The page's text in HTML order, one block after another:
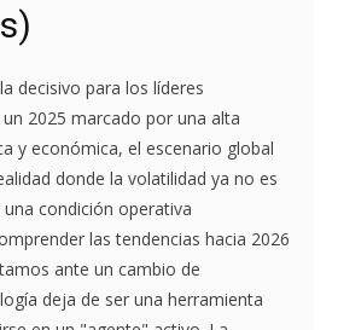
decisivo para los líderes
2025 marcado por una alta
y económica, el escenario global
donde la volatilidad ya no es
condición operativa
las tendencias hacia 2026
ante un cambio de
deja de ser una herramienta